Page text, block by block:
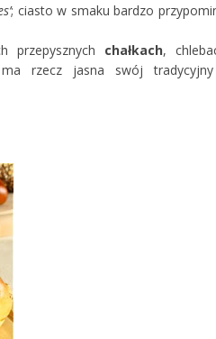
; ciasto w smaku bardzo
przepysznych chałkach,
ma rzecz jasna swój